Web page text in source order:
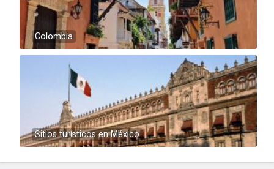
Colombia
Sitios turísticos en México